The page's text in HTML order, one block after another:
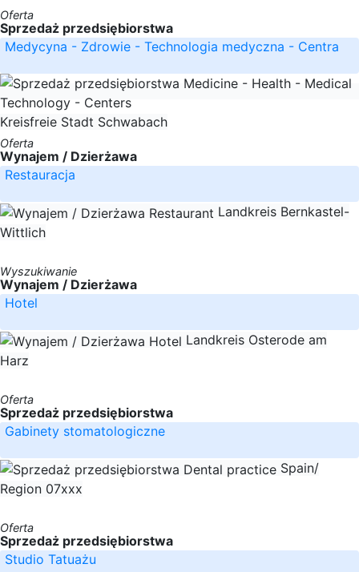
Oferta
Sprzedaż przedsiębiorstwa
Medycyna - Zdrowie - Technologia medyczna - Centra
Kreisfreie Stadt Schwabach
Oferta
Wynajem / Dzierżawa
Restauracja
Landkreis Bernkastel-
Wittlich
Wyszukiwanie
Wynajem / Dzierżawa
Hotel
Landkreis Osterode am
Harz
Oferta
Sprzedaż przedsiębiorstwa
Gabinety stomatologiczne
Spain/
Region 07xxx
Oferta
Sprzedaż przedsiębiorstwa
Studio Tatuażu